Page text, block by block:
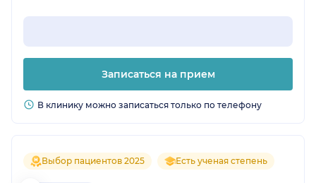
Записаться на прием
В клинику можно записаться только по телефону
Выбор пациентов 2025 Есть ученая степень